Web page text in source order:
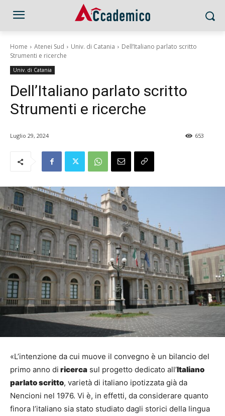
Home Atenei Sud Univ. di Catania
Dell’Italiano parlato scritto
Strumenti e ricerche
Univ. di Catania
Dell’Italiano parlato scritto
Strumenti e ricerche
Luglio 29, 2024 653
«L’intenzione da cui muove il convegno è un bilancio del
primo anno di ricerca sul progetto dedicato all’Italiano
parlato scritto, varietà di italiano ipotizzata già da
Nencioni nel 1976. Vi è, in effetti, da considerare quanto
finora l’italiano sia stato studiato dagli storici della lingua